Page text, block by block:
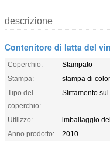
descrizione
Contenitore di latta del
Coperchio:
Stampato
Stampa:
stampa di
Tipo del
coperchio:
Slittamento
Utilizzo:
imballaggio
Anno prodotto:
2010